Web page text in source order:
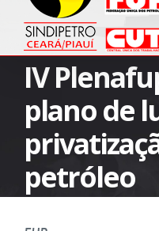
IV
plano de
petróleo